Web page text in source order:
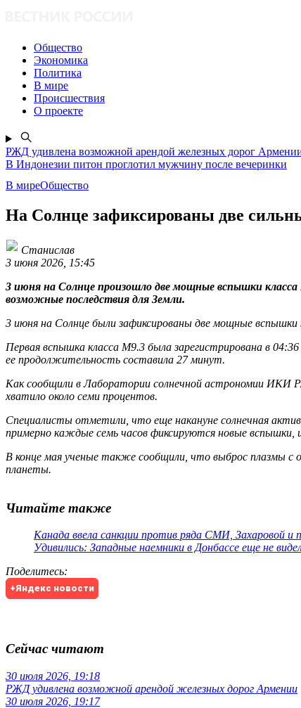
Общество
Экономика
Политика
В мире
Происшествия
О проекте
РЖД удивлена возможной арендой железных дорог
В Индонезии питон проглотил мужчину после вечеринки
В миреОбщество
На Солнце зафиксированы две
Станислав
3 июня 2026, 15:45
3 июня на Солнце произошло две мощные вспышки
возможные последствия для Земли.
3 июня на Солнце были зафиксированы две мощные
Первая вспышка класса M9.3 была зарегистрирована в
ее продолжительность составила 27 минут.
Как сообщили в Лаборатории солнечной астрономии ИКИ
хватило около семи процентов.
Специалисты отметили, что еще накануне солнечная
примерно каждые семь часов фиксируются новые
В конце мая ученые также сообщили, что выброс плазмы с
планеты.
Читайте также
Канада ввела санкции против ряда СМИ, Захаровой и
Удивились: Западные наемники в Донбассе еще не
Поделитесь:
+Яндекс новости
Сейчас читают
30 июля 2026, 19:18
РЖД удивлена возможной арендой железных дорог Армении
30 июля 2026, 19:17